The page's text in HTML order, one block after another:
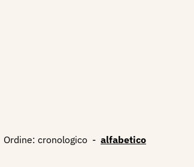
Ordine: cronologico - alfabetico